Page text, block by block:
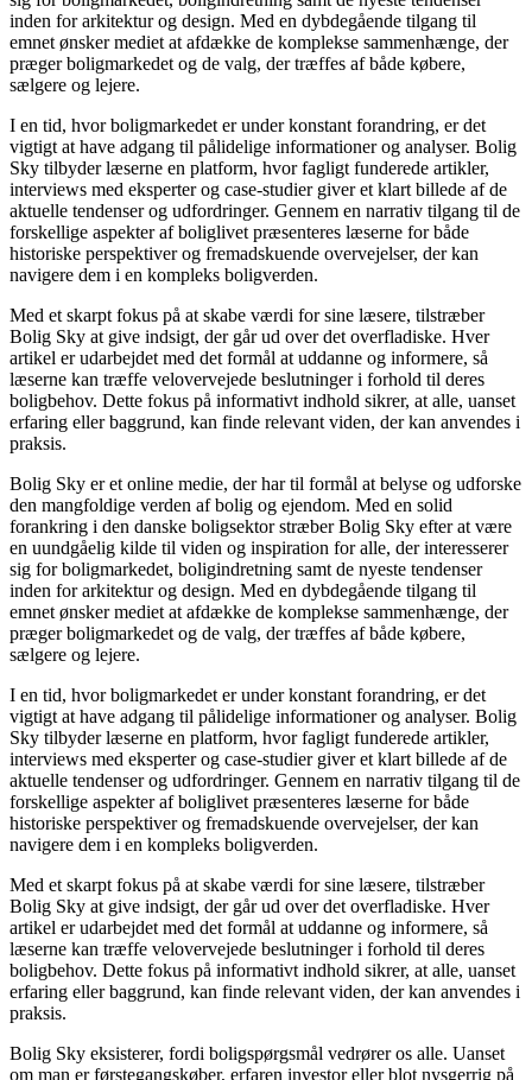
inden for arkitektur og design. Med en dybdegående tilgang til
emnet ønsker mediet at afdække de komplekse sammenhænge, der
præger boligmarkedet og de valg, der træffes af både købere,
sælgere og lejere.
I en tid, hvor boligmarkedet er under konstant forandring, er det
vigtigt at have adgang til pålidelige informationer og analyser. Bolig
Sky tilbyder læserne en platform, hvor fagligt funderede artikler,
interviews med eksperter og case-studier giver et klart billede af de
aktuelle tendenser og udfordringer. Gennem en narrativ tilgang til de
forskellige aspekter af boliglivet præsenteres læserne for både
historiske perspektiver og fremadskuende overvejelser, der kan
navigere dem i en kompleks boligverden.
Med et skarpt fokus på at skabe værdi for sine læsere, tilstræber
Bolig Sky at give indsigt, der går ud over det overfladiske. Hver
artikel er udarbejdet med det formål at uddanne og informere, så
læserne kan træffe velovervejede beslutninger i forhold til deres
boligbehov. Dette fokus på informativt indhold sikrer, at alle, uanset
erfaring eller baggrund, kan finde relevant viden, der kan anvendes i
praksis.
Bolig Sky er et online medie, der har til formål at belyse og udforske
den mangfoldige verden af bolig og ejendom. Med en solid
forankring i den danske boligsektor stræber Bolig Sky efter at være
en uundgåelig kilde til viden og inspiration for alle, der interesserer
sig for boligmarkedet, boligindretning samt de nyeste tendenser
inden for arkitektur og design. Med en dybdegående tilgang til
emnet ønsker mediet at afdække de komplekse sammenhænge, der
præger boligmarkedet og de valg, der træffes af både købere,
sælgere og lejere.
I en tid, hvor boligmarkedet er under konstant forandring, er det
vigtigt at have adgang til pålidelige informationer og analyser. Bolig
Sky tilbyder læserne en platform, hvor fagligt funderede artikler,
interviews med eksperter og case-studier giver et klart billede af de
aktuelle tendenser og udfordringer. Gennem en narrativ tilgang til de
forskellige aspekter af boliglivet præsenteres læserne for både
historiske perspektiver og fremadskuende overvejelser, der kan
navigere dem i en kompleks boligverden.
Med et skarpt fokus på at skabe værdi for sine læsere, tilstræber
Bolig Sky at give indsigt, der går ud over det overfladiske. Hver
artikel er udarbejdet med det formål at uddanne og informere, så
læserne kan træffe velovervejede beslutninger i forhold til deres
boligbehov. Dette fokus på informativt indhold sikrer, at alle, uanset
erfaring eller baggrund, kan finde relevant viden, der kan anvendes i
praksis.
Bolig Sky eksisterer, fordi boligspørgsmål vedrører os alle. Uanset
om man er førstegangskøber, erfaren investor eller blot nysgerrig på